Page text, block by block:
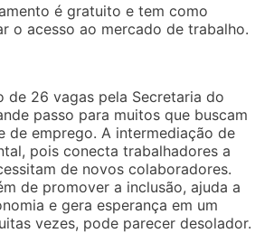
é gratuito e tem como
o acesso ao mercado de trabalho.
de 26 vagas pela Secretaria do
passo para muitos que buscam
de emprego. A intermediação de
pois conecta trabalhadores a
de novos colaboradores.
de promover a inclusão, ajuda a
e gera esperança em um
vezes, pode parecer desolador.